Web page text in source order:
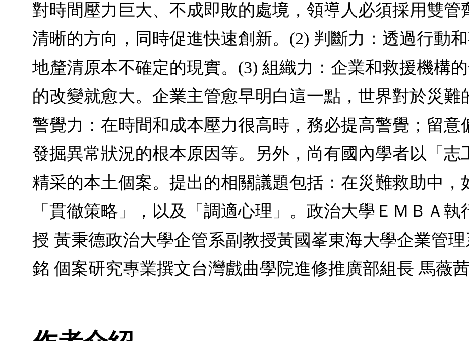
對時間壓力巨大、不成即敗的處境，領導人必須採用雙管
清晰的方向，同時促進快速創新。(2) 判斷力：透過行動
地釐清原本不確定的現實。(3) 組織力：企業和救援機構
的改變就愈大。企業主管愈早明白這一點，世界對於災難
警覺力：在時間和成本壓力很高時，務必提高警覺；留意
發掘異常狀況的根本原因等。另外，尚有國內學者以「志
精采的本土個案。提出的相關議題包括：在災難救助中，
「貫徹策略」，以及「調適心理」。政治大學ＥＭＢＡ
授 黃秉德政治大學企管系副教授黃國峯東海大學企業管
銘 個案研究專業撰文台灣戲曲學院進修推廣部組長 馬薇